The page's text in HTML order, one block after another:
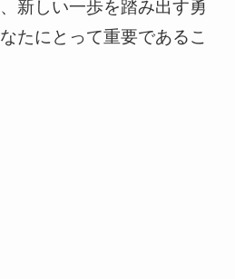
新しい一歩を踏み出す勇
たにとって重要であるこ